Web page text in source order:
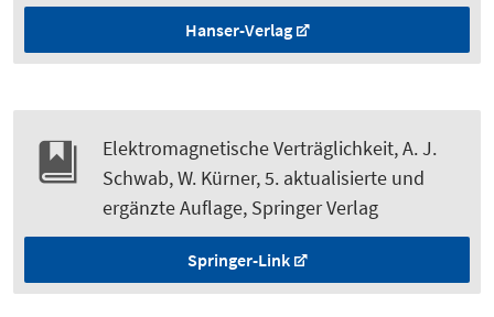
Hanser-Verlag
Elektromagnetische Verträglichkeit, A. J.
Schwab, W. Kürner, 5. aktualisierte und
ergänzte Auflage, Springer Verlag
Springer-Link